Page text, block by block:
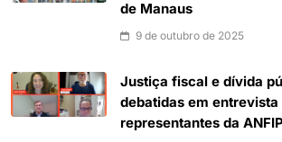
de Manaus
9 de outubro de 2025
Justiça fiscal e dívida
debatidas em entrevista
representantes da ANFIP